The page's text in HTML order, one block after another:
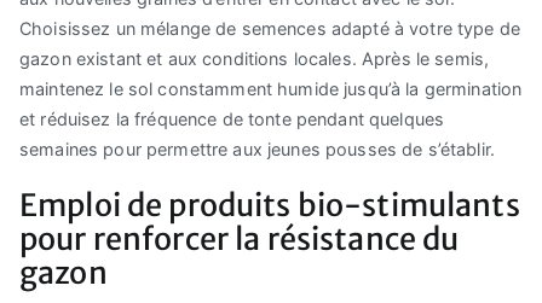
Choisissez un mélange de semences adapté à votre type de
gazon existant et aux conditions locales. Après le semis,
maintenez le sol constamment humide jusqu’à la germination
et réduisez la fréquence de tonte pendant quelques
semaines pour permettre aux jeunes pousses de s’établir.
Emploi de produits bio-stimulants
pour renforcer la résistance du
gazon